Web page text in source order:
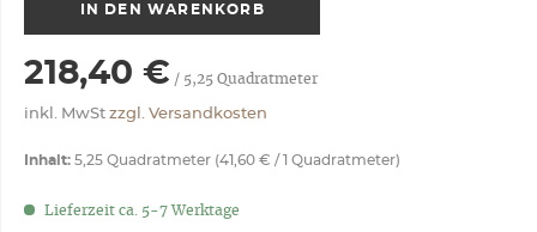
IN DEN WARENKORB
218,40 € / 5,25 Quadratmeter
inkl. MwSt zzgl. Versandkosten
Inhalt: 5,25 Quadratmeter (41,60 € / 1 Quadratmeter)
Lieferzeit ca. 5-7 Werktage